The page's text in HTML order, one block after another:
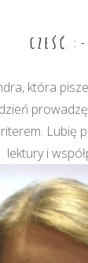
CZEŚĆ
która
Lubię
lektury i